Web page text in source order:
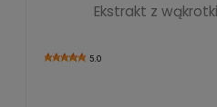
Ekstrakt z
5.0